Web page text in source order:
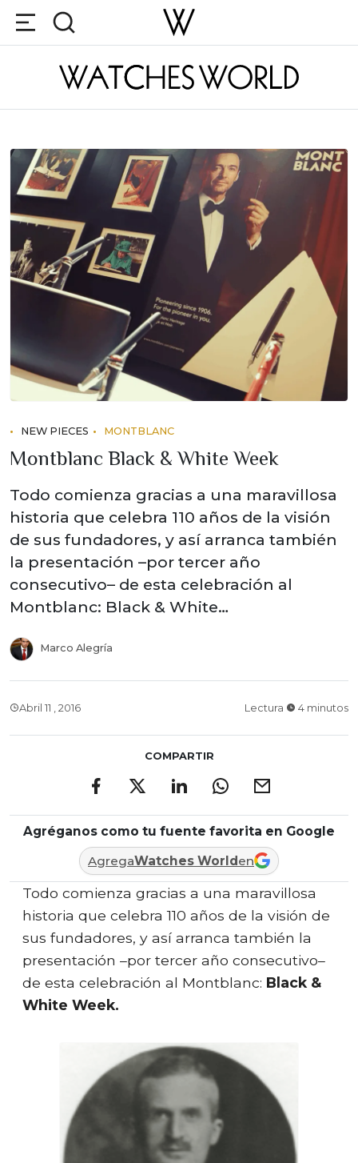
NEW PIECES MONTBLANC
Montblanc Black & White Week
Todo comienza gracias a una maravillosa
historia que celebra 110 años de la visión
de sus fundadores, y así arranca también
la presentación –por tercer año
consecutivo– de esta celebración al
Montblanc: Black & White…
Marco Alegría
Abril 11 , 2016 Lectura 4 minutos
COMPARTIR
Agréganos como tu fuente favorita en Google
AgregaWatches Worlden
Todo comienza gracias a una maravillosa
historia que celebra 110 años de la visión de
sus fundadores, y así arranca también la
presentación –por tercer año consecutivo–
de esta celebración al Montblanc: Black &
White Week.